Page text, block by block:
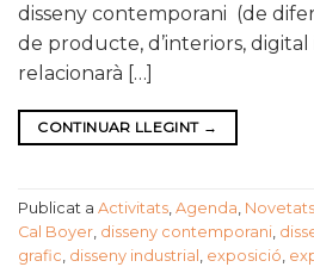
disseny contemporani (de
de producte, d’interiors, digital
relacionarà […]
CONTINUAR LLEGINT →
Publicat a Activitats, Agenda, Novetats
Cal Boyer, disseny contemporani,
grafic, disseny industrial , exposició,